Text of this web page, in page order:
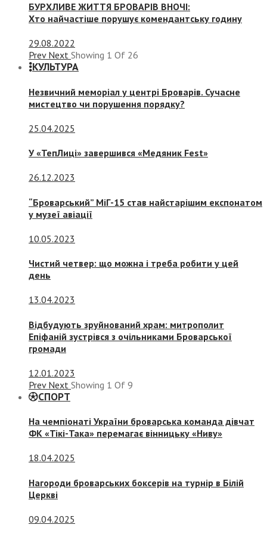
БУРХЛИВЕ ЖИТТЯ БРОВАРІВ ВНОЧІ:
Хто найчастіше порушує комендантську годину
29.08.2022
Prev Next Showing 1 Of 26
КУЛЬТУРА
Незвичний меморіал у центрі Броварів. Сучасне
мистецтво чи порушення порядку?
25.04.2025
У «ТепЛиці» завершився «Медяник Fest»
26.12.2023
“Броварський” МіГ-15 став найстарішим експонатом
у музеї авіації
10.05.2023
Чистий четвер: що можна і треба робити у цей
день
13.04.2023
Відбудують зруйнований храм: митрополит
Епіфаній зустрівся з очільниками Броварської
громади
12.01.2023
Prev Next Showing 1 Of 9
СПОРТ
На чемпіонаті України броварська команда дівчат
ФК «Тікі-Така» перемагає вінницьку «Ниву»
18.04.2025
Нагороди броварських боксерів на турнір в Білій
Церкві
09.04.2025